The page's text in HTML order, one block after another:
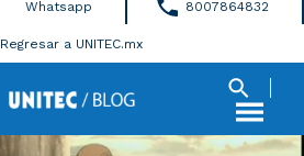
Whatsapp 8007864832
Regresar a UNITEC.mx